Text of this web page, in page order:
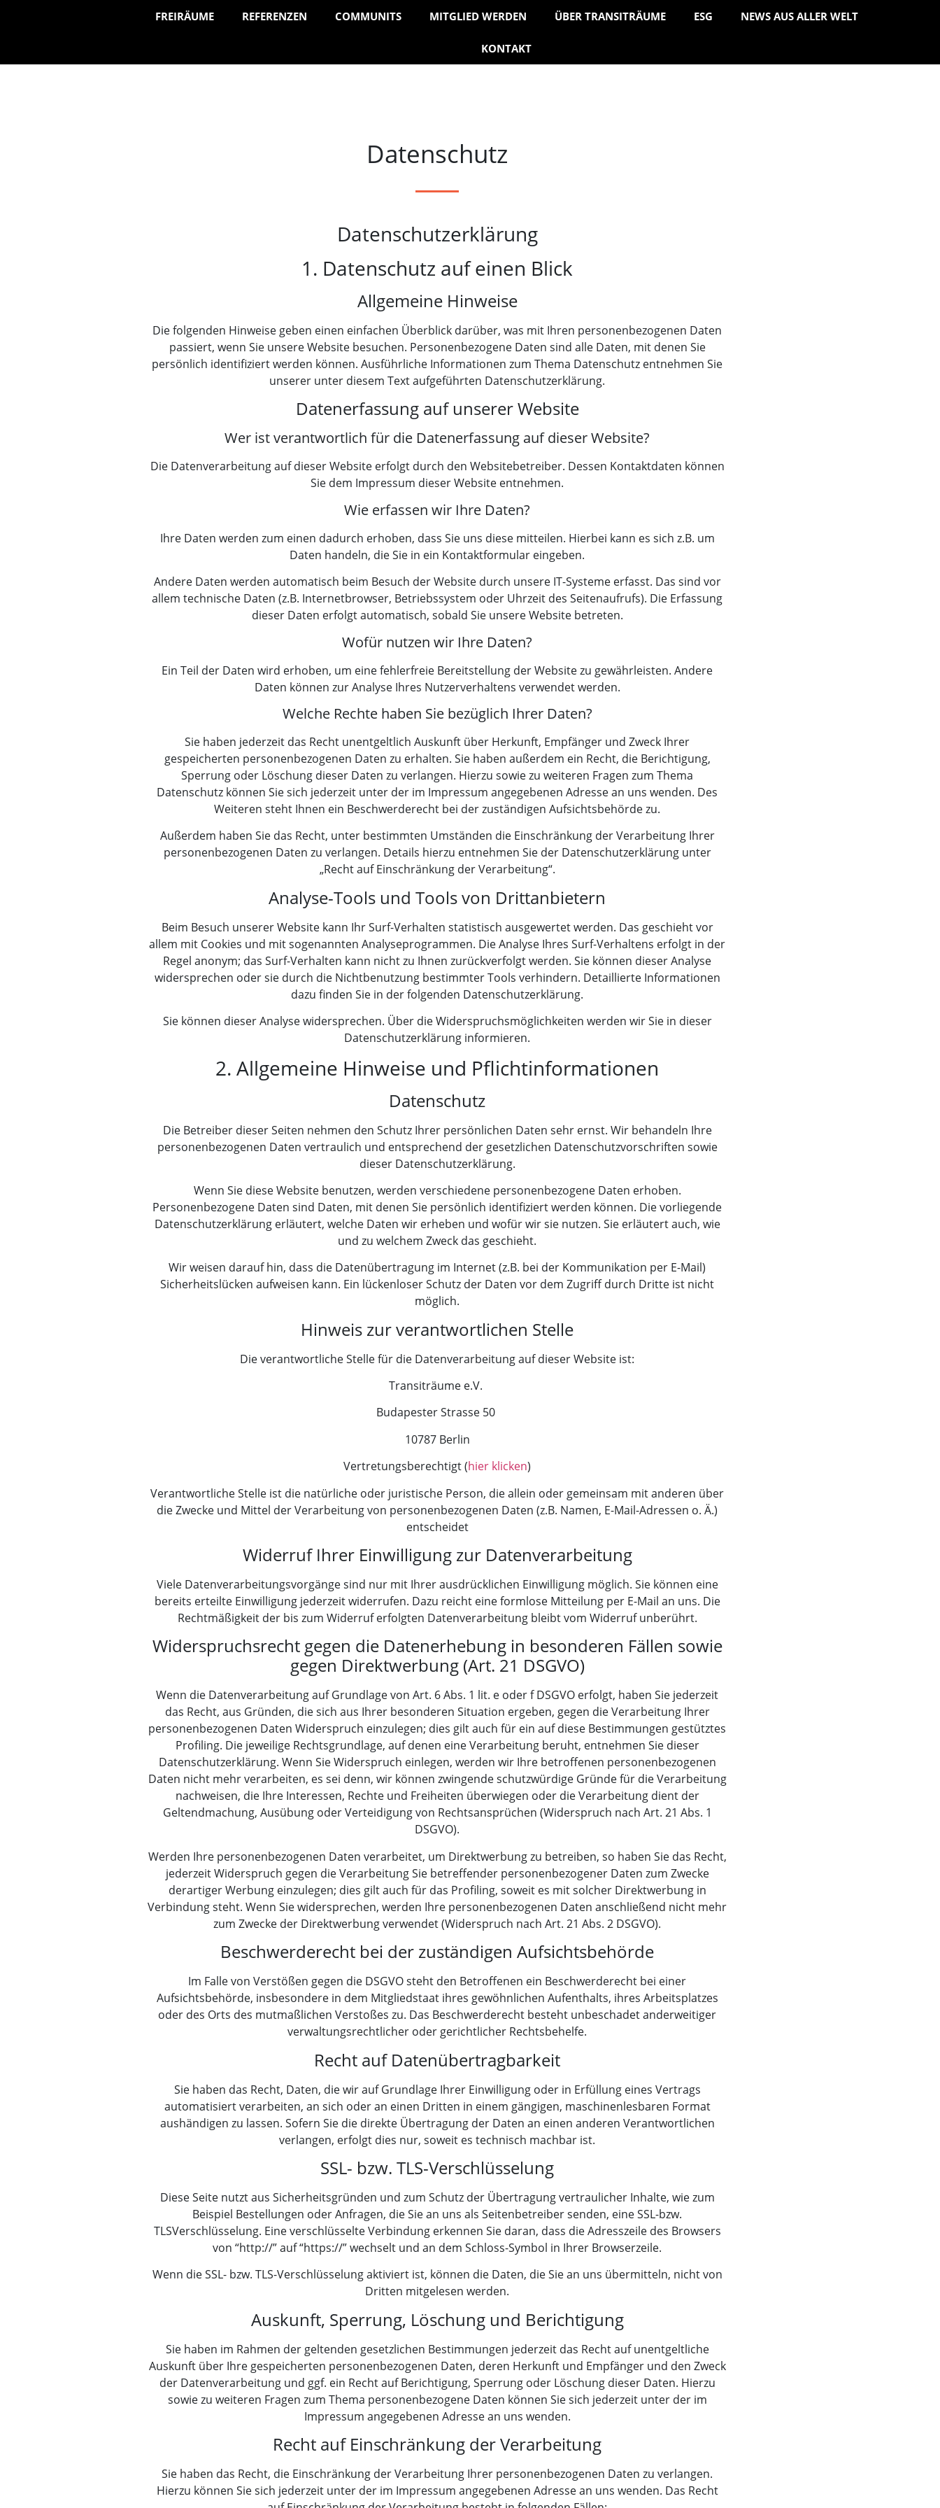
FREIRÄUME REFERENZEN COMMUNITS MITGLIED WERDEN ÜBER TRANSITRÄUME ESG NEWS AUS ALLER WELT
KONTAKT
Datenschutz
Datenschutzerklärung
1. Datenschutz auf einen Blick
Allgemeine Hinweise
Die folgenden Hinweise geben einen einfachen Überblick darüber, was mit Ihren personenbezogenen Daten
passiert, wenn Sie unsere Website besuchen. Personenbezogene Daten sind alle Daten, mit denen Sie
persönlich identifiziert werden können. Ausführliche Informationen zum Thema Datenschutz entnehmen Sie
unserer unter diesem Text aufgeführten Datenschutzerklärung.
Datenerfassung auf unserer Website
Wer ist verantwortlich für die Datenerfassung auf dieser Website?
Die Datenverarbeitung auf dieser Website erfolgt durch den Websitebetreiber. Dessen Kontaktdaten können
Sie dem Impressum dieser Website entnehmen.
Wie erfassen wir Ihre Daten?
Ihre Daten werden zum einen dadurch erhoben, dass Sie uns diese mitteilen. Hierbei kann es sich z.B. um
Daten handeln, die Sie in ein Kontaktformular eingeben.
Andere Daten werden automatisch beim Besuch der Website durch unsere IT-Systeme erfasst. Das sind vor
allem technische Daten (z.B. Internetbrowser, Betriebssystem oder Uhrzeit des Seitenaufrufs). Die Erfassung
dieser Daten erfolgt automatisch, sobald Sie unsere Website betreten.
Wofür nutzen wir Ihre Daten?
Ein Teil der Daten wird erhoben, um eine fehlerfreie Bereitstellung der Website zu gewährleisten. Andere
Daten können zur Analyse Ihres Nutzerverhaltens verwendet werden.
Welche Rechte haben Sie bezüglich Ihrer Daten?
Sie haben jederzeit das Recht unentgeltlich Auskunft über Herkunft, Empfänger und Zweck Ihrer
gespeicherten personenbezogenen Daten zu erhalten. Sie haben außerdem ein Recht, die Berichtigung,
Sperrung oder Löschung dieser Daten zu verlangen. Hierzu sowie zu weiteren Fragen zum Thema
Datenschutz können Sie sich jederzeit unter der im Impressum angegebenen Adresse an uns wenden. Des
Weiteren steht Ihnen ein Beschwerderecht bei der zuständigen Aufsichtsbehörde zu.
Außerdem haben Sie das Recht, unter bestimmten Umständen die Einschränkung der Verarbeitung Ihrer
personenbezogenen Daten zu verlangen. Details hierzu entnehmen Sie der Datenschutzerklärung unter
„Recht auf Einschränkung der Verarbeitung“.
Analyse-Tools und Tools von Drittanbietern
Beim Besuch unserer Website kann Ihr Surf-Verhalten statistisch ausgewertet werden. Das geschieht vor
allem mit Cookies und mit sogenannten Analyseprogrammen. Die Analyse Ihres Surf-Verhaltens erfolgt in der
Regel anonym; das Surf-Verhalten kann nicht zu Ihnen zurückverfolgt werden. Sie können dieser Analyse
widersprechen oder sie durch die Nichtbenutzung bestimmter Tools verhindern. Detaillierte Informationen
dazu finden Sie in der folgenden Datenschutzerklärung.
Sie können dieser Analyse widersprechen. Über die Widerspruchsmöglichkeiten werden wir Sie in dieser
Datenschutzerklärung informieren.
2. Allgemeine Hinweise und Pflichtinformationen
Datenschutz
Die Betreiber dieser Seiten nehmen den Schutz Ihrer persönlichen Daten sehr ernst. Wir behandeln Ihre
personenbezogenen Daten vertraulich und entsprechend der gesetzlichen Datenschutzvorschriften sowie
dieser Datenschutzerklärung.
Wenn Sie diese Website benutzen, werden verschiedene personenbezogene Daten erhoben.
Personenbezogene Daten sind Daten, mit denen Sie persönlich identifiziert werden können. Die vorliegende
Datenschutzerklärung erläutert, welche Daten wir erheben und wofür wir sie nutzen. Sie erläutert auch, wie
und zu welchem Zweck das geschieht.
Wir weisen darauf hin, dass die Datenübertragung im Internet (z.B. bei der Kommunikation per E-Mail)
Sicherheitslücken aufweisen kann. Ein lückenloser Schutz der Daten vor dem Zugriff durch Dritte ist nicht
möglich.
Hinweis zur verantwortlichen Stelle
Die verantwortliche Stelle für die Datenverarbeitung auf dieser Website ist:
Transiträume e.V.
Budapester Strasse 50
10787 Berlin
Vertretungsberechtigt (hier klicken)
Verantwortliche Stelle ist die natürliche oder juristische Person, die allein oder gemeinsam mit anderen über
die Zwecke und Mittel der Verarbeitung von personenbezogenen Daten (z.B. Namen, E-Mail-Adressen o. Ä.)
entscheidet
Widerruf Ihrer Einwilligung zur Datenverarbeitung
Viele Datenverarbeitungsvorgänge sind nur mit Ihrer ausdrücklichen Einwilligung möglich. Sie können eine
bereits erteilte Einwilligung jederzeit widerrufen. Dazu reicht eine formlose Mitteilung per E-Mail an uns. Die
Rechtmäßigkeit der bis zum Widerruf erfolgten Datenverarbeitung bleibt vom Widerruf unberührt.
Widerspruchsrecht gegen die Datenerhebung in besonderen Fällen sowie
gegen Direktwerbung (Art. 21 DSGVO)
Wenn die Datenverarbeitung auf Grundlage von Art. 6 Abs. 1 lit. e oder f DSGVO erfolgt, haben Sie jederzeit
das Recht, aus Gründen, die sich aus Ihrer besonderen Situation ergeben, gegen die Verarbeitung Ihrer
personenbezogenen Daten Widerspruch einzulegen; dies gilt auch für ein auf diese Bestimmungen gestütztes
Profiling. Die jeweilige Rechtsgrundlage, auf denen eine Verarbeitung beruht, entnehmen Sie dieser
Datenschutzerklärung. Wenn Sie Widerspruch einlegen, werden wir Ihre betroffenen personenbezogenen
Daten nicht mehr verarbeiten, es sei denn, wir können zwingende schutzwürdige Gründe für die Verarbeitung
nachweisen, die Ihre Interessen, Rechte und Freiheiten überwiegen oder die Verarbeitung dient der
Geltendmachung, Ausübung oder Verteidigung von Rechtsansprüchen (Widerspruch nach Art. 21 Abs. 1
DSGVO).
Werden Ihre personenbezogenen Daten verarbeitet, um Direktwerbung zu betreiben, so haben Sie das Recht,
jederzeit Widerspruch gegen die Verarbeitung Sie betreffender personenbezogener Daten zum Zwecke
derartiger Werbung einzulegen; dies gilt auch für das Profiling, soweit es mit solcher Direktwerbung in
Verbindung steht. Wenn Sie widersprechen, werden Ihre personenbezogenen Daten anschließend nicht mehr
zum Zwecke der Direktwerbung verwendet (Widerspruch nach Art. 21 Abs. 2 DSGVO).
Beschwerderecht bei der zuständigen Aufsichtsbehörde
Im Falle von Verstößen gegen die DSGVO steht den Betroffenen ein Beschwerderecht bei einer
Aufsichtsbehörde, insbesondere in dem Mitgliedstaat ihres gewöhnlichen Aufenthalts, ihres Arbeitsplatzes
oder des Orts des mutmaßlichen Verstoßes zu. Das Beschwerderecht besteht unbeschadet anderweitiger
verwaltungsrechtlicher oder gerichtlicher Rechtsbehelfe.
Recht auf Datenübertragbarkeit
Sie haben das Recht, Daten, die wir auf Grundlage Ihrer Einwilligung oder in Erfüllung eines Vertrags
automatisiert verarbeiten, an sich oder an einen Dritten in einem gängigen, maschinenlesbaren Format
aushändigen zu lassen. Sofern Sie die direkte Übertragung der Daten an einen anderen Verantwortlichen
verlangen, erfolgt dies nur, soweit es technisch machbar ist.
SSL- bzw. TLS-Verschlüsselung
Diese Seite nutzt aus Sicherheitsgründen und zum Schutz der Übertragung vertraulicher Inhalte, wie zum
Beispiel Bestellungen oder Anfragen, die Sie an uns als Seitenbetreiber senden, eine SSL-bzw.
TLSVerschlüsselung. Eine verschlüsselte Verbindung erkennen Sie daran, dass die Adresszeile des Browsers
von “http://” auf “https://” wechselt und an dem Schloss-Symbol in Ihrer Browserzeile.
Wenn die SSL- bzw. TLS-Verschlüsselung aktiviert ist, können die Daten, die Sie an uns übermitteln, nicht von
Dritten mitgelesen werden.
Auskunft, Sperrung, Löschung und Berichtigung
Sie haben im Rahmen der geltenden gesetzlichen Bestimmungen jederzeit das Recht auf unentgeltliche
Auskunft über Ihre gespeicherten personenbezogenen Daten, deren Herkunft und Empfänger und den Zweck
der Datenverarbeitung und ggf. ein Recht auf Berichtigung, Sperrung oder Löschung dieser Daten. Hierzu
sowie zu weiteren Fragen zum Thema personenbezogene Daten können Sie sich jederzeit unter der im
Impressum angegebenen Adresse an uns wenden.
Recht auf Einschränkung der Verarbeitung
Sie haben das Recht, die Einschränkung der Verarbeitung Ihrer personenbezogenen Daten zu verlangen.
Hierzu können Sie sich jederzeit unter der im Impressum angegebenen Adresse an uns wenden. Das Recht